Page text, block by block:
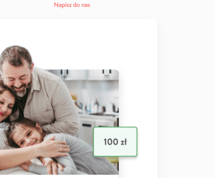
Napisz do nas